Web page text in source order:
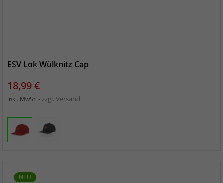
ESV Lok Wülknitz Cap
Preis
18,99 €
inkl. MwSt. zzgl. Versand
NEU